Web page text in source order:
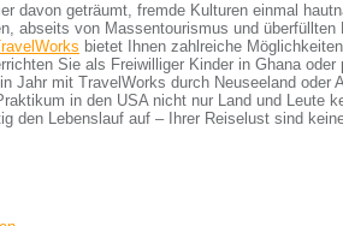
davon geträumt, fremde Kulturen einmal
abseits von Massentourismus und überfüllten
bietet Ihnen zahlreiche
Sie als Freiwilliger Kinder in Ghana oder
Jahr mit TravelWorks durch Neuseeland oder
in den USA nicht nur Land und Leute
den Lebenslauf auf – Ihrer Reiselust sind